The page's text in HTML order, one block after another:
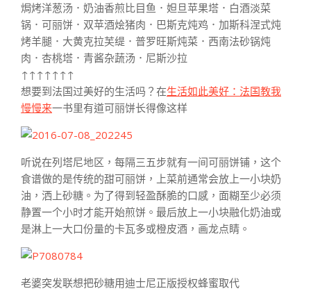
焗烤洋葱汤．奶油香煎比目鱼．妲旦苹果塔．白酒淡菜
锅．可丽饼．双苹酒烩猪肉．巴斯克炖鸡．加斯科涅式炖
烤羊腿．大黄克拉芙缇．普罗旺斯炖菜．西南法砂锅炖
肉．杏桃塔．青酱杂蔬汤．尼斯沙拉
↑↑↑↑↑↑↑
想要到法国过美好的生活吗？在生活如此美好：法国教我
慢慢来一书里有道可丽饼长得像这样
听说在列塔尼地区，每隔三五步就有一间可丽饼铺，这个
食谱做的是传统的甜可丽饼，上菜前通常会放上一小块奶
油，洒上砂糖。为了得到轻盈酥脆的口感，面糊至少必须
静置一个小时才能开始煎饼。最后放上一小块融化奶油或
是淋上一大口份量的卡瓦多或橙皮酒，画龙点睛。
老婆突发联想把砂糖用迪士尼正版授权蜂蜜取代